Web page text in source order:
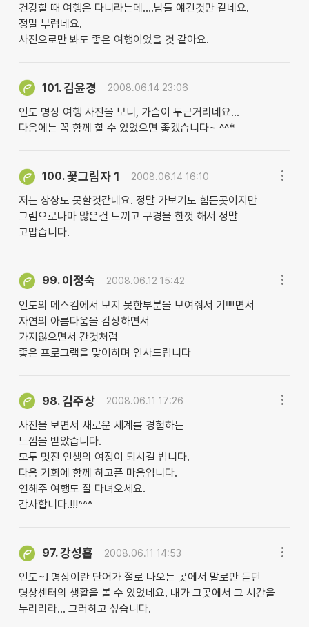
건강할 때 여행은 다니라는데....남들 얘긴것만 같네요.
정말 부럽네요.
사진으로만 봐도 좋은 여행이었을 것 같아요.
101.김윤경 2008.06.14 23:06
인도 명상 여행 사진을 보니, 가슴이 두근거리네요...
다음에는 꼭 함께 할 수 있었으면 좋겠습니다~ ^^*
100.꽃그림자 1 2008.06.14 16:10
저는 상상도 못할것같네요. 정말 가보기도 힘든곳이지만
그림으로나마 많은걸 느끼고 구경을 한껏 해서 정말
고맙습니다.
99. 이정숙 2008.06.12 15:42
인도의 메스컴에서 보지 못한부분을 보여줘서 기쁘면서
자연의 아름다움을 감상하면서
가지않으면서 간것처럼
좋은 프로그램을 맞이하며 인사드립니다
98.김주상 2008.06.11 17:26
사진을 보면서 새로운 세계를 경험하는
느낌을 받았습니다.
모두 멋진 인생의 여정이 되시길 빕니다.
다음 기회에 함께 하고픈 마음입니다.
연해주 여행도 잘 다녀오세요.
감사합니다.!!!^^^
97.강성흡 2008.06.11 14:53
인도~! 명상이란 단어가 절로 나오는 곳에서 말로만 듣던
명상센터의 생활을 볼 수 있었네요. 내가 그곳에서 그 시간을
누리리라... 그러하고 싶습니다.